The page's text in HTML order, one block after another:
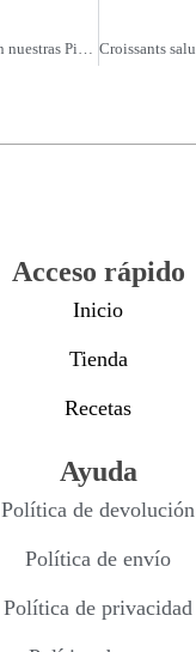
Receta dulce con nuestras Pileritas
Acceso rápido
Inicio
Tienda
Recetas
Ayuda
Política de devolución
Política de envío
Política de privacidad